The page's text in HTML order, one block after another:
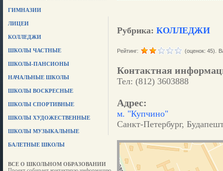
ГИМНАЗИИ
ЛИЦЕИ
КОЛЛЕДЖИ
ШКОЛЫ ЧАСТНЫЕ
ШКОЛЫ-ПАНСИОНЫ
НАЧАЛЬНЫЕ ШКОЛЫ
ШКОЛЫ ВОСКРЕСНЫЕ
ШКОЛЫ СПОРТИВНЫЕ
ШКОЛЫ ХУДОЖЕСТВЕННЫЕ
ШКОЛЫ МУЗЫКАЛЬНЫЕ
БАЛЕТНЫЕ ШКОЛЫ
ВСЕ О ШКОЛЬНОМ ОБРАЗОВАНИИ
Рубрика: КОЛЛЕДЖИ
Рейтинг: (оценок: 45).
Контактная
Тел: (812) 3603888
Адрес:
м. "Купчино"
Санкт-Петербург,